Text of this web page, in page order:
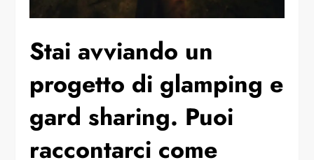
⁠Stai avviando un
progetto di glamping e
gard sharing. Puoi
raccontarci come